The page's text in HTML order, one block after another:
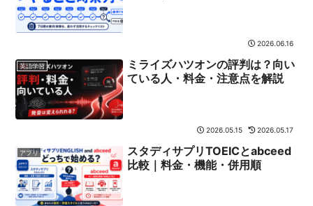
2026.06.16
英語学習
ミライズハツオンの評判は？向い
ている人・料金・注意点を解説
2026.05.15 2026.05.17
アプリ
スタディサプリTOEICとabceed
比較｜料金・機能・併用順